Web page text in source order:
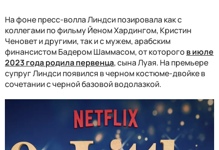
На фоне пресс-волла Линдси позировала как с
коллегами по фильму Йеном Хардингом, Кристин
Ченовет и другими, так и с мужем, арабским
финансистом Бадером Шаммасом, от которого в июле
2023 года родила первенца, сына Луая. На премьере
супруг Линдси появился в черном костюме-двойке в
сочетании с черной базовой водолазкой.